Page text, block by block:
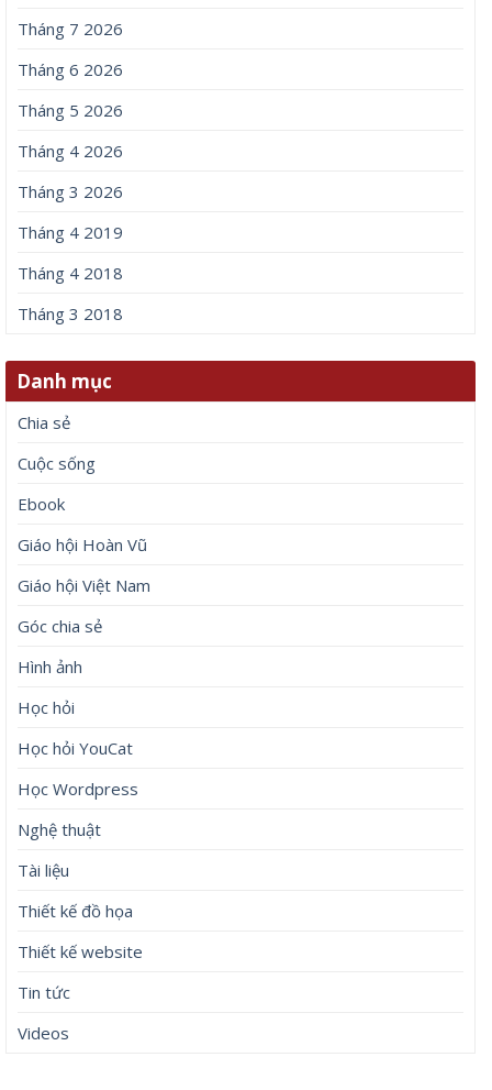
Tháng 7 2026
Tháng 6 2026
Tháng 5 2026
Tháng 4 2026
Tháng 3 2026
Tháng 4 2019
Tháng 4 2018
Tháng 3 2018
Danh mục
Chia sẻ
Cuộc sống
Ebook
Giáo hội Hoàn Vũ
Giáo hội Việt Nam
Góc chia sẻ
Hình ảnh
Học hỏi
Học hỏi YouCat
Học Wordpress
Nghệ thuật
Tài liệu
Thiết kế đồ họa
Thiết kế website
Tin tức
Videos